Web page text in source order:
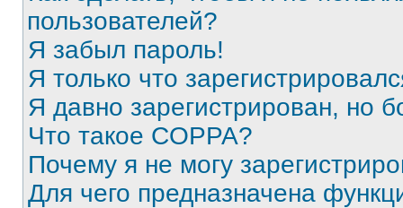
пользователей?
Я забыл пароль!
Я только что
Я давно зарегистрирован, но
Что такое COPPA?
Почему я не могу
Для чего предназначена